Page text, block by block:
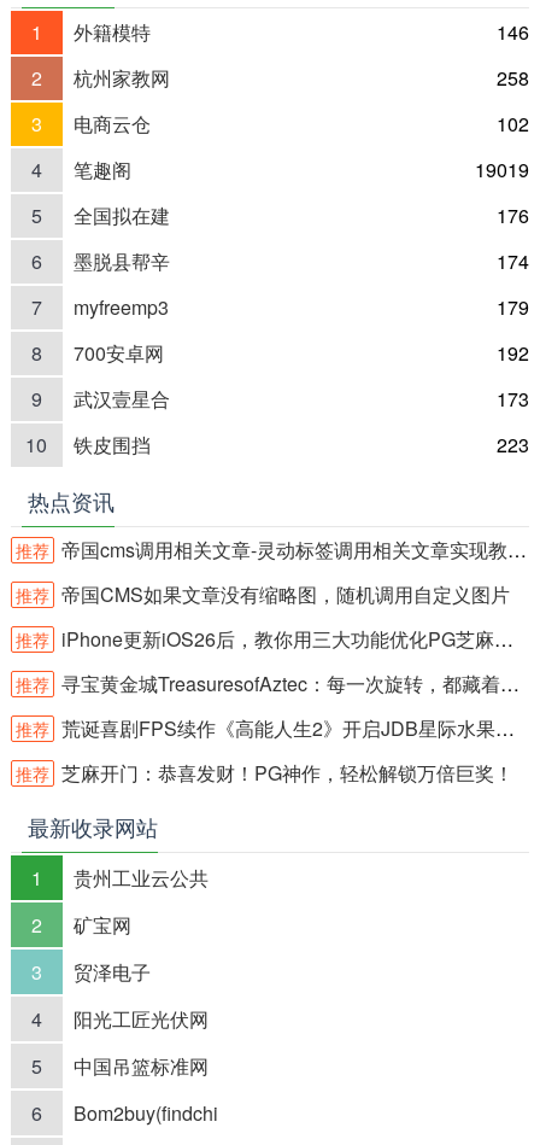
1 外籍模特
146
2
杭州家教网
258
3
电商云仓
102
4
笔趣阁
19019
5
全国拟在建
176
6
墨脱县帮辛
174
7
myfreemp3
179
8
700安卓网
192
9
武汉壹星合
173
10
铁皮围挡 223
热点资讯
推荐 帝国cms调用相关文章-灵动标签调用相关文章实现教程-简单方法推荐
推荐 帝国CMS如果文章没有缩略图，随机调用自定义图片
推荐 iPhone更新iOS26后，教你用三大功能优化PG芝麻开门
推荐 寻宝黄金城TreasuresofAztec：每一次旋转，都藏着远古财富！
推荐 荒诞喜剧FPS续作《高能人生2》开启JDB星际水果霸冒险新篇章
推荐 芝麻开门：恭喜发财！PG神作，轻松解锁万倍巨奖！
最新收录网站
1
贵州工业云公共
2
矿宝网
3
贸泽电子
4
阳光工匠光伏网
5
中国吊篮标准网
6
Bom2buy(findchi